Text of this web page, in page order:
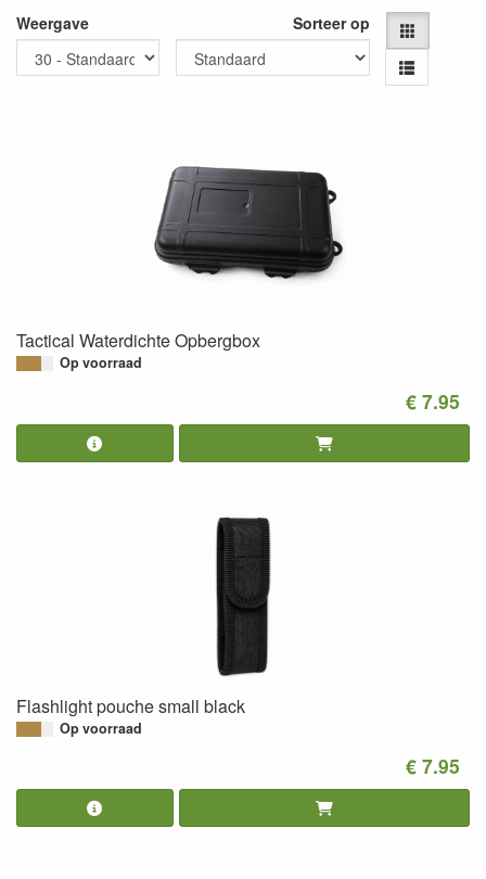
Weergave Sorteer op
Tactical Waterdichte Opbergbox
Op voorraad
€ 7.95
Flashlight pouche small black
Op voorraad
€ 7.95